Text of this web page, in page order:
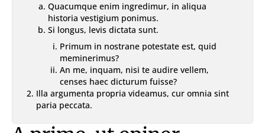
Quacumque enim ingredimur, in aliqua
historia vestigium ponimus.
Si longus, levis dictata sunt.
Primum in nostrane potestate est, quid
meminerimus?
An me, inquam, nisi te audire vellem,
censes haec dicturum fuisse?
Illa argumenta propria videamus, cur omnia sint
paria peccata.